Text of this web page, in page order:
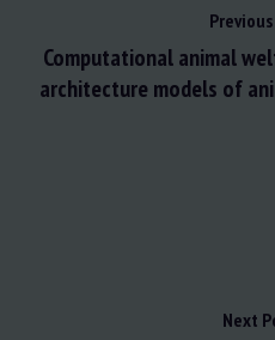
Computational animal
architecture models of
Next